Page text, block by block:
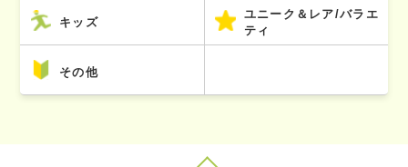
キッズ
ユニーク＆レア/バラエ
ティ
その他